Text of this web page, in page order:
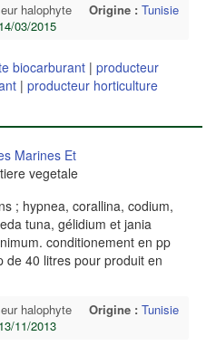
halophyte Origine : Tunisie
14/03/2015
biocarburant | producteur
| producteur horticulture
Marines Et
vegetale
; hypnea, corallina, codium,
tuna, gélidium et jania
conditionement en pp
de 40 litres pour produit en
halophyte Origine : Tunisie
13/11/2013